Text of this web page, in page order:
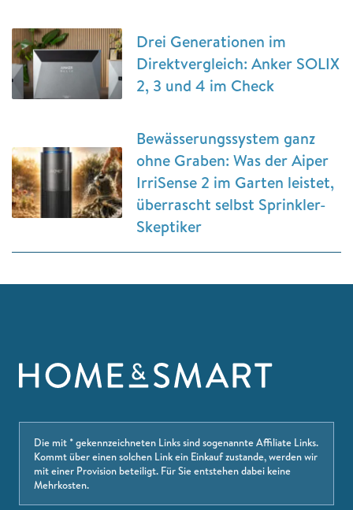
Drei Generationen im
Direktvergleich: Anker SOLIX
2, 3 und 4 im Check
Bewässerungssystem ganz
ohne Graben: Was der Aiper
IrriSense 2 im Garten leistet,
überrascht selbst Sprinkler-
Skeptiker
Die mit * gekennzeichneten Links sind sogenannte Affiliate Links.
Kommt über einen solchen Link ein Einkauf zustande, werden wir
mit einer Provision beteiligt. Für Sie entstehen dabei keine
Mehrkosten.